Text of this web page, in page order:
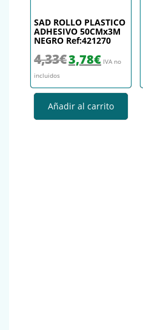
SAD ROLLO PLASTICO
ADHESIVO 50CMx3M
NEGRO Ref:421270
4,33€ El precio original era:
3,78€El precio
IVA no
incluidos
Añadir al carrito